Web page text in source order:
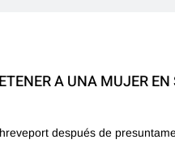
A UNA MUJER
después de